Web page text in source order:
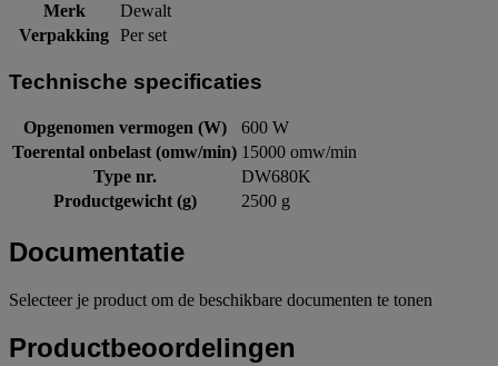
Merk
Dewalt
Verpakking Per set
Technische specificaties
Opgenomen vermogen (W)
600 W
Toerental onbelast (omw/min) 15000 omw/min
Type nr.
DW680K
Productgewicht (g)
2500 g
Documentatie
Selecteer je product om de beschikbare documenten te tonen
Productbeoordelingen